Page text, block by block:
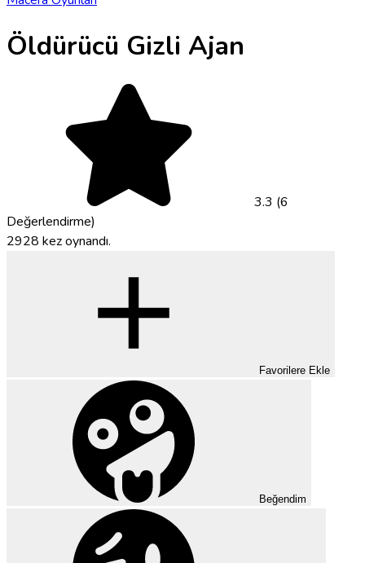
Öldürücü Gizli Ajan
3.3 (6
Değerlendirme)
2928 kez oynandı.
Favorilere Ekle
Beğendim